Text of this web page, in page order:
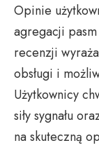
Opinie
agregacji
recenzji
obsługi i
Użytkownicy
siły sygnału
na skuteczną